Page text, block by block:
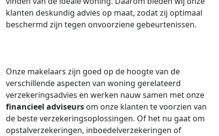
klanten deskundig advies op maat, zodat zij optimaal
beschermd zijn tegen onvoorziene gebeurtenissen.
Onze makelaars zijn goed op de hoogte van de
verschillende aspecten van woning gerelateerd
verzekeringsadvies en werken nauw samen met onze
financieel adviseurs om onze klanten te voorzien van
de beste verzekeringsoplossingen. Of het nu gaat om
opstalverzekeringen, inboedelverzekeringen of